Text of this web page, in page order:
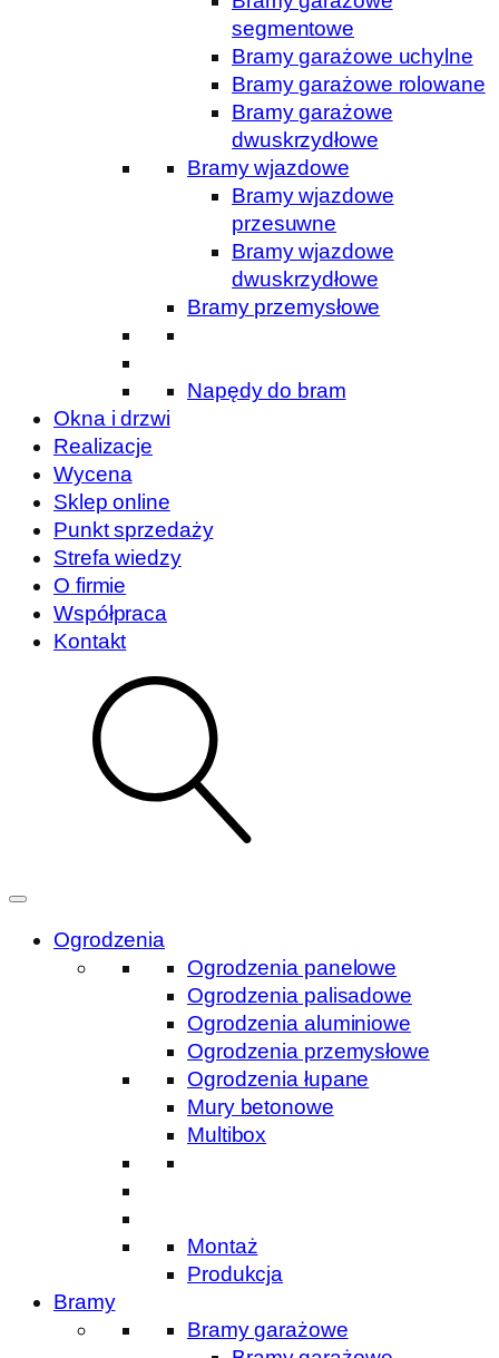
segmentowe
Bramy garażowe uchylne
Bramy garażowe rolowane
Bramy garażowe
dwuskrzydłowe
Bramy wjazdowe
Bramy wjazdowe
przesuwne
Bramy wjazdowe
dwuskrzydłowe
Bramy przemysłowe
Napędy do bram
Okna i drzwi
Realizacje
Wycena
Sklep online
Punkt sprzedaży
Strefa wiedzy
O firmie
Współpraca
Kontakt
Ogrodzenia
Ogrodzenia panelowe
Ogrodzenia palisadowe
Ogrodzenia aluminiowe
Ogrodzenia przemysłowe
Ogrodzenia łupane
Mury betonowe
Multibox
Montaż
Produkcja
Bramy
Bramy garażowe